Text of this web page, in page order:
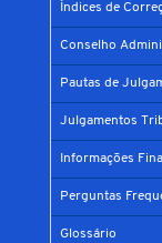
Índices de
Conselho
Pautas de
Julgamentos
Informações
Perguntas
Glossário